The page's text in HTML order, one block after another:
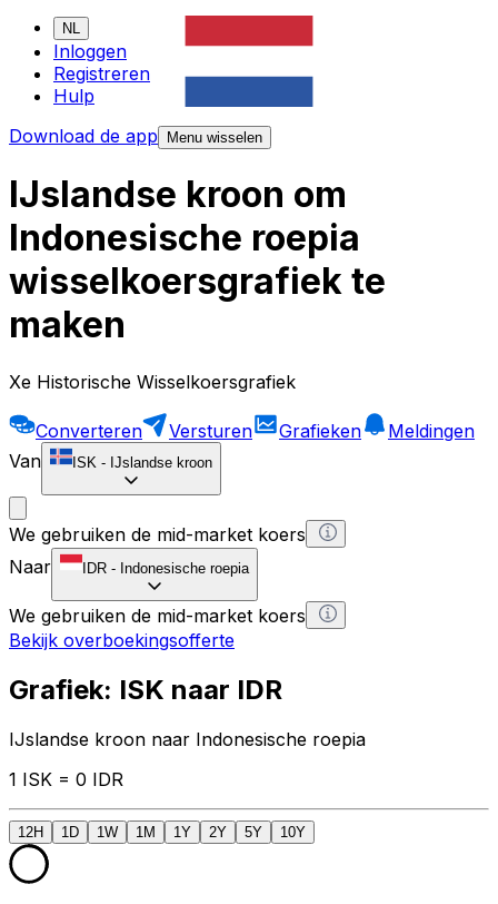
NL
Inloggen
Registreren
Hulp
Download de app
Menu wisselen
IJslandse kroon om
Indonesische roepia
wisselkoersgrafiek te
maken
Xe Historische Wisselkoersgrafiek
Converteren Versturen Grafieken
Meldingen
Van
ISK - IJslandse kroon
We gebruiken de mid-market koers
Naar
IDR - Indonesische roepia
We gebruiken de mid-market koers
Bekijk overboekingsofferte
Grafiek: ISK naar IDR
IJslandse kroon naar Indonesische roepia
1 ISK = 0 IDR
12H 1D 1W 1M 1Y 2Y 5Y 10Y